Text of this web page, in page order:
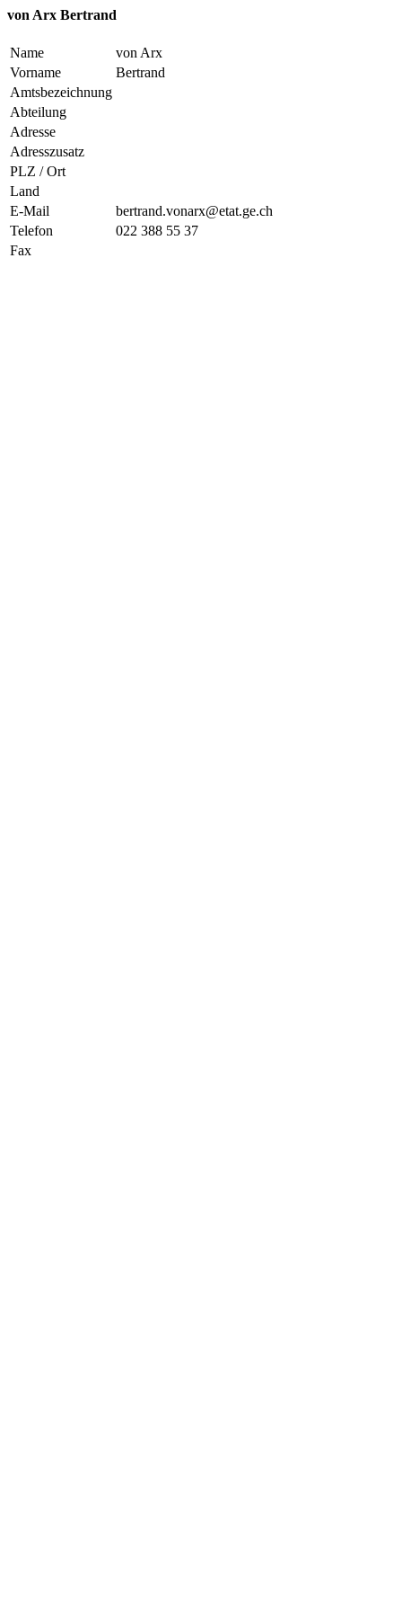
von Arx Bertrand
Name
von Arx
Vorname
Bertrand
Amtsbezeichnung
Abteilung
Adresse
Adresszusatz
PLZ / Ort
Land
E-Mail
bertrand.vonarx@etat.ge.ch
Telefon
022 388 55 37
Fax